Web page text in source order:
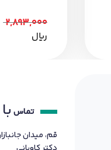
2,893,000
﷼
تماس
قم، میدان